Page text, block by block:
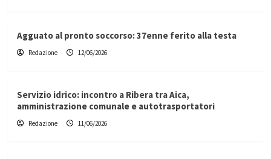
Agguato al pronto soccorso: 37enne ferito alla testa
Redazione 12/06/2026
Servizio idrico: incontro a Ribera tra Aica,
amministrazione comunale e autotrasportatori
Redazione 11/06/2026